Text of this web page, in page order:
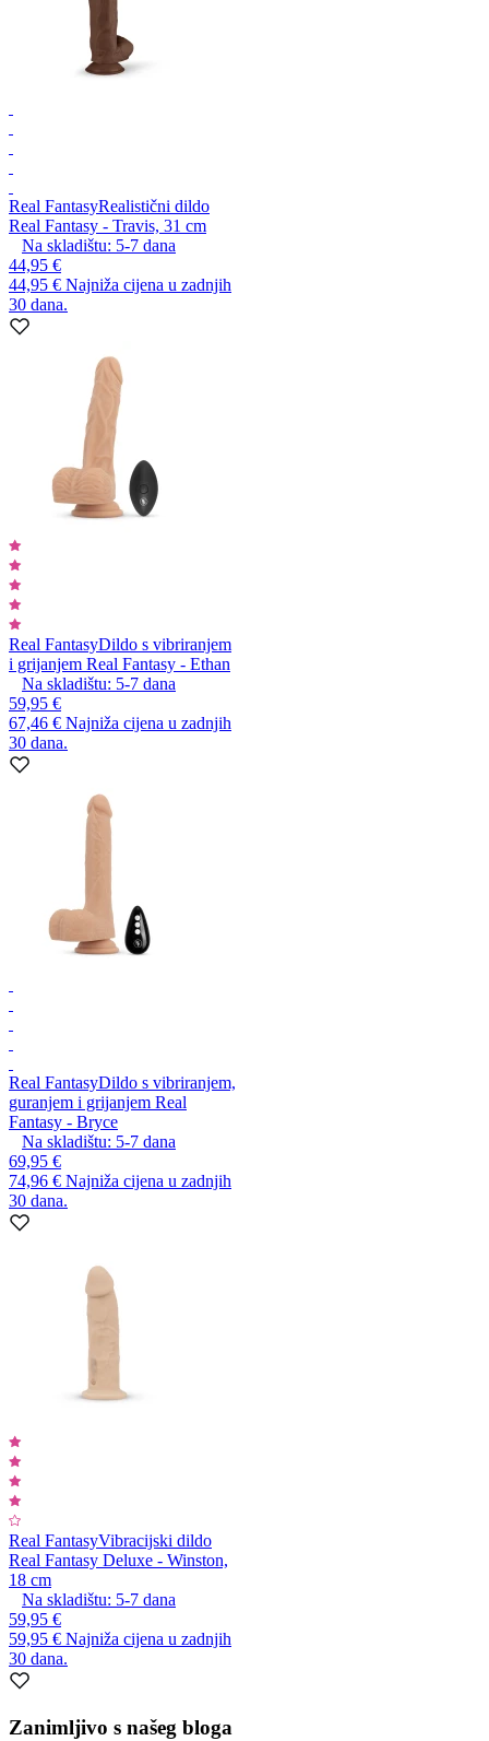
Real FantasyRealistični dildo
Real Fantasy - Travis, 31 cm
Na skladištu: 5-7 dana
44,95 €
44,95 € Najniža cijena u zadnjih
30 dana.
Real FantasyDildo s vibriranjem
i grijanjem Real Fantasy - Ethan
Na skladištu: 5-7 dana
59,95 €
67,46 € Najniža cijena u zadnjih
30 dana.
Real FantasyDildo s vibriranjem,
guranjem i grijanjem Real
Fantasy - Bryce
Na skladištu: 5-7 dana
69,95 €
74,96 € Najniža cijena u zadnjih
30 dana.
Real FantasyVibracijski dildo
Real Fantasy Deluxe - Winston,
18 cm
Na skladištu: 5-7 dana
59,95 €
59,95 € Najniža cijena u zadnjih
30 dana.
Zanimljivo s našeg bloga